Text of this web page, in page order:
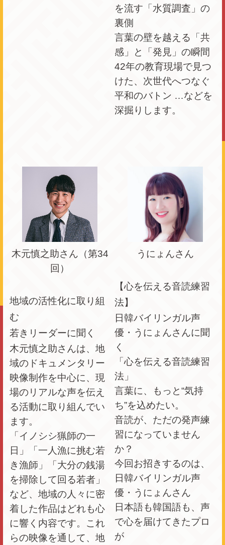
を流す「水質調査」の
裏側
言葉の壁を越える「共
感」と「発見」の瞬間
42年の教育現場で見つ
けた、次世代へつなぐ
平和のバトン …などを
深掘りします。
木元慎之助さん（第34
回）
地域の活性化に取り組
む
若きリーダーに聞く
木元慎之助さんは、地
域のドキュメンタリー
映像制作を中心に、現
場のリアルな声を伝え
る活動に取り組んでい
ます。
「イノシシ猟師の一
日」「一人漁に挑む若
き漁師」「大分の銭湯
を掃除して回る若者」
など、地域の人々に密
着した作品はどれも心
に響く内容です。これ
らの映像を通して、地
うにょんさん
【心を伝える音読練習
法】
日韓バイリンガル声
優・うにょんさんに聞
く
「心を伝える音読練習
法」
言葉に、もっと“気持
ち”を込めたい。
音読が、ただの発声練
習になっていません
か？
今回お招きするのは、
日韓バイリンガル声
優・うにょんさん
日本語も韓国語も、声
で心を届けてきたプロ
が